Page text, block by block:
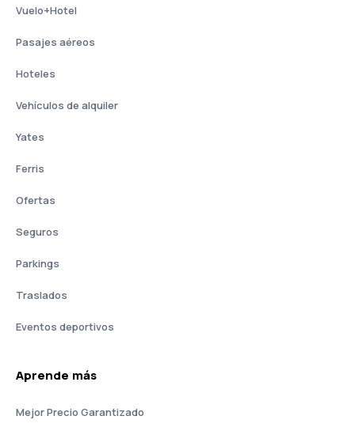
Vuelo+Hotel
Pasajes aéreos
Hoteles
Vehículos de alquiler
Yates
Ferris
Ofertas
Seguros
Parkings
Traslados
Eventos deportivos
Aprende más
Mejor Precio Garantizado